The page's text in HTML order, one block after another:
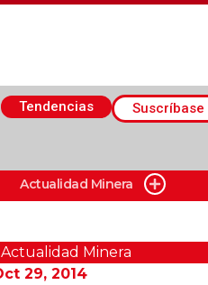
Tendencias Suscríbase
Actualidad Minera
Actualidad Minera
29, 2014